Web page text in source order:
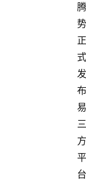
腾
势
正
式
发
布
易
三
方
平
台